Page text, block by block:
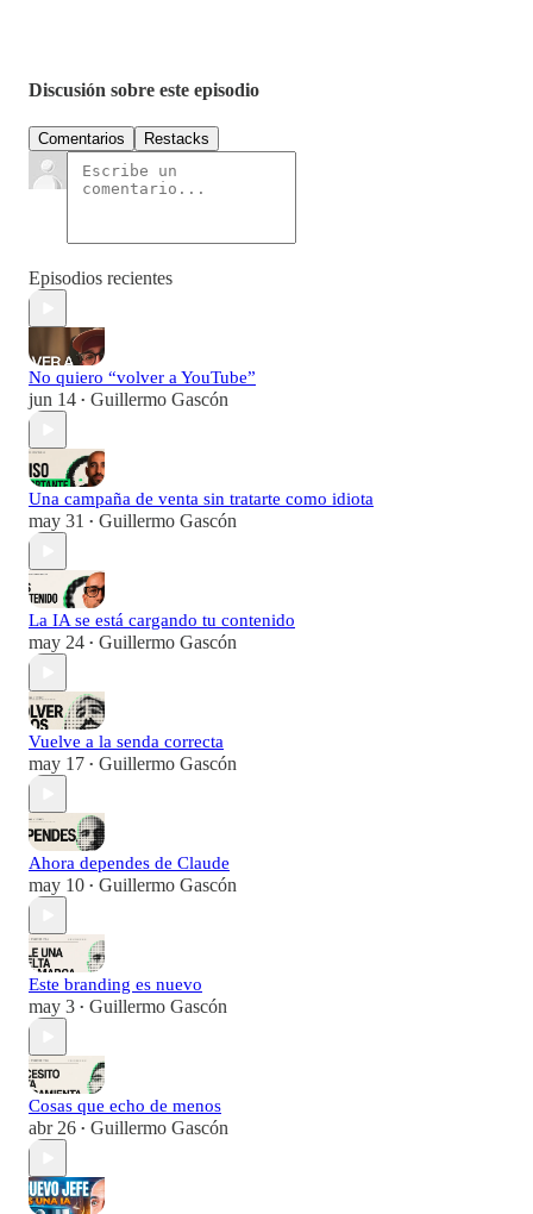
Discusión sobre este episodio
Comentarios Restacks
Episodios recientes
No quiero “volver a YouTube”
jun 14 • Guillermo Gascón
Una campaña de venta sin tratarte como idiota
may 31 • Guillermo Gascón
La IA se está cargando tu contenido
may 24 • Guillermo Gascón
Vuelve a la senda correcta
may 17 • Guillermo Gascón
Ahora dependes de Claude
may 10 • Guillermo Gascón
Este branding es nuevo
may 3 • Guillermo Gascón
Cosas que echo de menos
abr 26 • Guillermo Gascón